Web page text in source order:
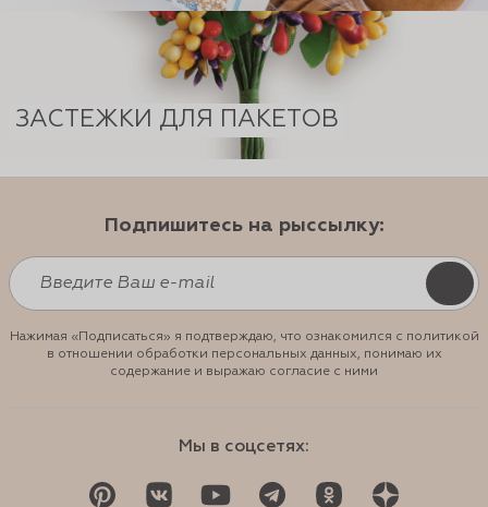
ЗАСТЕЖКИ ДЛЯ ПАКЕТОВ
Подпишитесь на рыссылку:
Нажимая «Подписаться» я подтверждаю, что ознакомился с политикой
в отношении обработки персональных данных, понимаю их
содержание и выражаю согласие с ними
Мы в соцсетях: